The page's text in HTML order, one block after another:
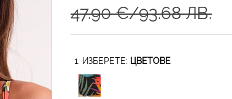
47.90 €/93.68 ЛВ.
1. ИЗБЕРЕТЕ: ЦВЕТОВЕ